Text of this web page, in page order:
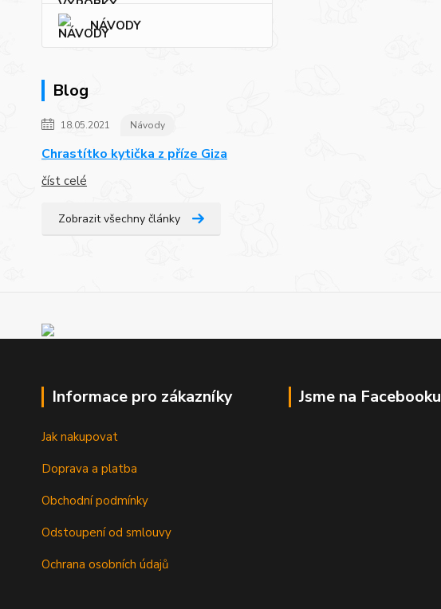
NÁVODY
Blog
18.05.2021 Návody
Chrastítko kytička z příze Giza
číst celé
Zobrazit všechny články
Informace pro zákazníky
Jak nakupovat
Doprava a platba
Obchodní podmínky
Odstoupení od smlouvy
Ochrana osobních údajů
Jsme na Facebooku